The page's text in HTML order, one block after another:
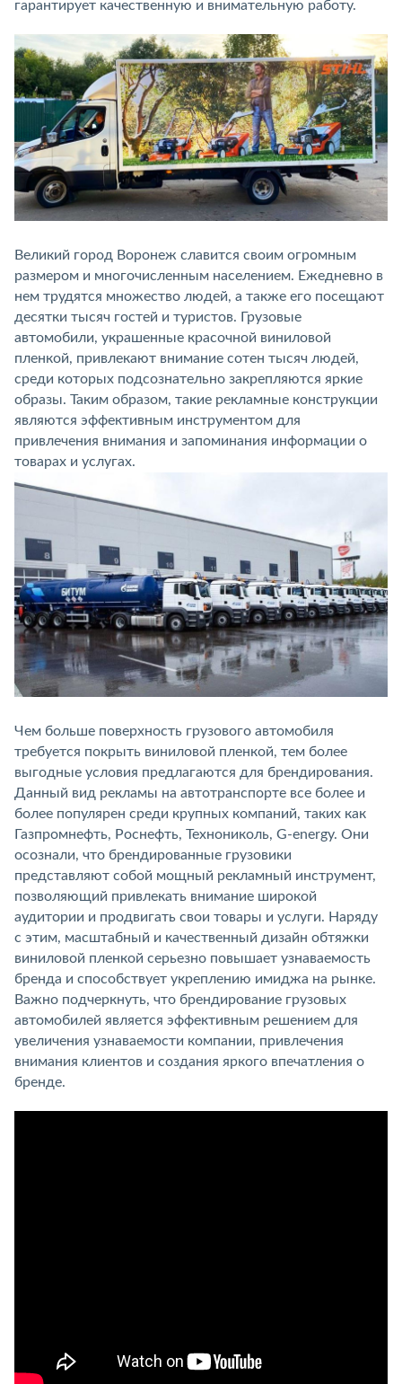
гарантирует качественную и внимательную работу.
Великий город Воронеж славится своим огромным
размером и многочисленным населением. Ежедневно в
нем трудятся множество людей, а также его посещают
десятки тысяч гостей и туристов. Грузовые
автомобили, украшенные красочной виниловой
пленкой, привлекают внимание сотен тысяч людей,
среди которых подсознательно закрепляются яркие
образы. Таким образом, такие рекламные конструкции
являются эффективным инструментом для
привлечения внимания и запоминания информации о
товарах и услугах.
Чем больше поверхность грузового автомобиля
требуется покрыть виниловой пленкой, тем более
выгодные условия предлагаются для брендирования.
Данный вид рекламы на автотранспорте все более и
более популярен среди крупных компаний, таких как
Газпромнефть, Роснефть, Технониколь, G-energy. Они
осознали, что брендированные грузовики
представляют собой мощный рекламный инструмент,
позволяющий привлекать внимание широкой
аудитории и продвигать свои товары и услуги. Наряду
с этим, масштабный и качественный дизайн обтяжки
виниловой пленкой серьезно повышает узнаваемость
бренда и способствует укреплению имиджа на рынке.
Важно подчеркнуть, что брендирование грузовых
автомобилей является эффективным решением для
увеличения узнаваемости компании, привлечения
внимания клиентов и создания яркого впечатления о
бренде.